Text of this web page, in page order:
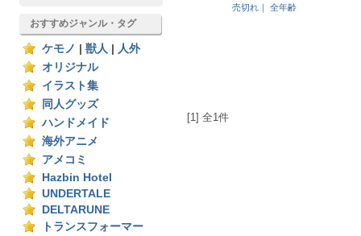
おすすめジャンル・タグ
ケモノ 獣人
人外
オリジナル
イラスト集
同人グッズ
ハンドメイド
海外アニメ
アメコミ
Hazbin Hotel
UNDERTALE
DELTARUNE
トランスフォーマー
売切れ｜
全年齢
[1] 全1件